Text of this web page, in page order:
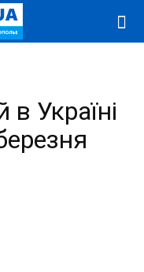
в Україні